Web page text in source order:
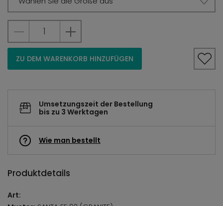
ZU DEM WARENKORB HINZUFÜGEN
Umsetzungszeit der Bestellung
bis zu 3 Werktagen
Wie man bestellt
Produktdetails
Art: